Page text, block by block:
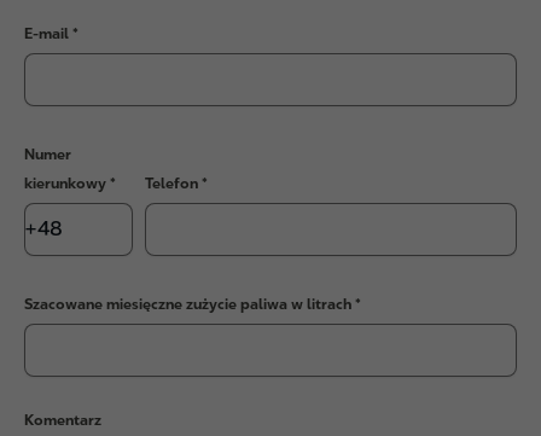
E-mail
Numer
kierunkowy
Telefon
Szacowane miesięczne zużycie paliwa w litrach
Komentarz